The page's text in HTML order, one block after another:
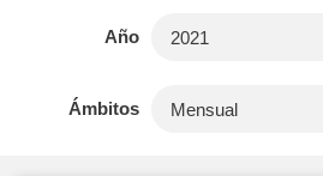
Año
Ámbitos